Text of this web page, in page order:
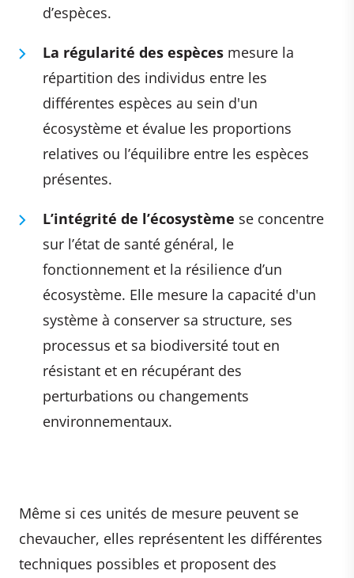
d’espèces.
La régularité des espèces mesure la
répartition des individus entre les
différentes espèces au sein d'un
écosystème et évalue les proportions
relatives ou l’équilibre entre les espèces
présentes.
L’intégrité de l’écosystème se concentre
sur l’état de santé général, le
fonctionnement et la résilience d’un
écosystème. Elle mesure la capacité d'un
système à conserver sa structure, ses
processus et sa biodiversité tout en
résistant et en récupérant des
perturbations ou changements
environnementaux.
Même si ces unités de mesure peuvent se
chevaucher, elles représentent les différentes
techniques possibles et proposent des